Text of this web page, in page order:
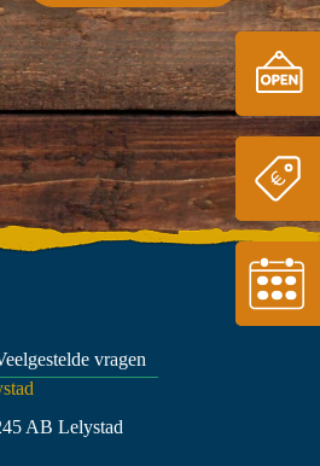
vragen
AB Lelystad